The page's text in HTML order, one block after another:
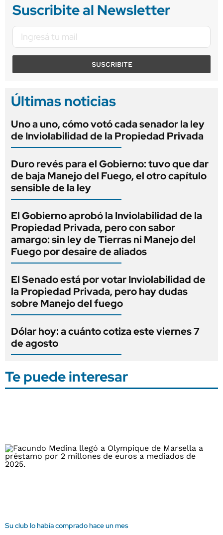
Suscribite al Newsletter
SUSCRIBITE
Últimas noticias
Uno a uno, cómo votó cada senador la ley
de Inviolabilidad de la Propiedad Privada
Duro revés para el Gobierno: tuvo que dar
de baja Manejo del Fuego, el otro capítulo
sensible de la ley
El Gobierno aprobó la Inviolabilidad de la
Propiedad Privada, pero con sabor
amargo: sin ley de Tierras ni Manejo del
Fuego por desaire de aliados
El Senado está por votar Inviolabilidad de
la Propiedad Privada, pero hay dudas
sobre Manejo del fuego
Dólar hoy: a cuánto cotiza este viernes 7
de agosto
Te puede interesar
Su club lo había comprado hace un mes